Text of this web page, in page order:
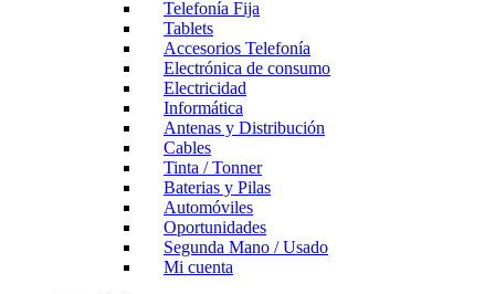
Telefonía Fija
Tablets
Accesorios Telefonía
Electrónica de consumo
Electricidad
Informática
Antenas y Distribución
Cables
Tinta / Tonner
Baterias y Pilas
Automóviles
Oportunidades
Segunda Mano / Usado
Mi cuenta